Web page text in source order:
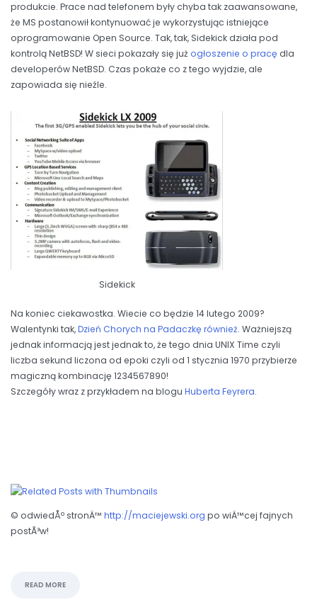
produkcie. Prace nad telefonem były chyba tak zaawansowane,
że MS postanowił kontynuować je wykorzystując istniejące
oprogramowanie Open Source. Tak, tak, Sidekick działa pod
kontrolą NetBSD! W sieci pokazały się już ogłoszenie o pracę dla
developerów NetBSD. Czas pokaże co z tego wyjdzie, ale
zapowiada się nieźle.
Sidekick
Na koniec ciekawostka. Wiecie co będzie 14 lutego 2009?
Walentynki tak,Dzień Chorych na Padaczkę również. Ważniejszą
jednak informacją jest jednak to, że tego dnia UNIX Time czyli
liczba sekund liczona od epoki czyli od 1 stycznia 1970 przybierze
magiczną kombinację 1234567890!
Szczegóły wraz z przykładem na blogu Huberta Feyrera.
© odwiedÅº stronÄ™ http://maciejewski.org po wiÄ™cej fajnych
postÃ³w!
READ MORE